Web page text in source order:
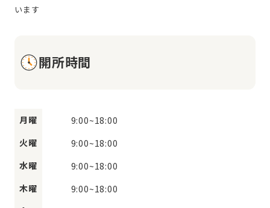
開所時間
月曜 9:00~18:00
火曜
9:00~18:00
水曜
9:00~18:00
木曜
9:00~18:00